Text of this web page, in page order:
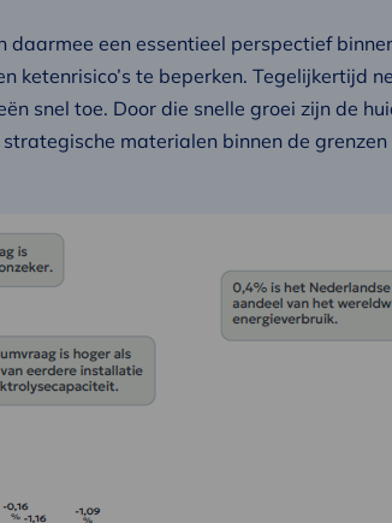
daarmee een essentieel perspectief
ketenrisico’s te beperken. Tegelijkertijd
snel toe. Door die snelle groei zijn de
materialen binnen de